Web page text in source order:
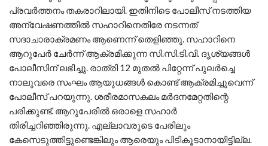
പ്രവർത്തനം തകരാറിലായി. ഇതിനിടെ പോലീസ് നടത്തിയ
അന്വേഷണത്തിൽ സഹാറിനെതിരേ നടന്നത്
സദാചാരാക്രമണം ആണെന്ന് തെളിഞ്ഞു. സഹാറിനെ
ആറുപേർ ചേർന്ന് ആക്രമിക്കുന്ന സി.സി.ടി.വി. ദൃശ്യങ്ങൾ
പോലീസിന് ലഭിച്ചു. രാത്രി 12 മുതൽ പിറ്റേന്ന് പുലർച്ചെ
നാലുവരെ സംഘം ആയുധങ്ങൾ കൊണ്ട് ആക്രമിച്ചുവെന്ന്
പോലീസ് പറയുന്നു. ശരീരമാസകലം മർദനമേറ്റതിന്റെ
പരിക്കുണ്ട്. ആറുപേരിൽ ഒരാളെ സഹാർ
തിരിച്ചറിഞ്ഞിരുന്നു. എല്ലാവരുടെ പേരിലും
കേസെടുത്തിട്ടുണ്ടെങ്കിലും ആരെയും പിടികൂടാനായിട്ടില്ല.